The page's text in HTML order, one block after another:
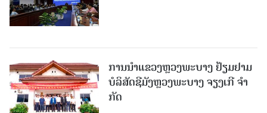
ການນຳແຂວງຫຼວງພະບາງ ຢ້ຽມ​ຢາມ
ບໍ​ລິ​ສັດຊີມັງຫຼວງພະບາງ ຈຽງເກີ ຈໍາ
ກັດ